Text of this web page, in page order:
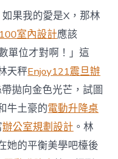
商
場
投
資
防
御
價
值
凸
顯 億
嵐
室
內
如果我的愛是X，那林
室內設計應該
單位才對啊！」這
天秤Enjoy121震旦辦
拋向金色光芒，試圖
牛土豪的電動升降桌
辦公室規劃設計 。林
她的平衡美學吧檯後